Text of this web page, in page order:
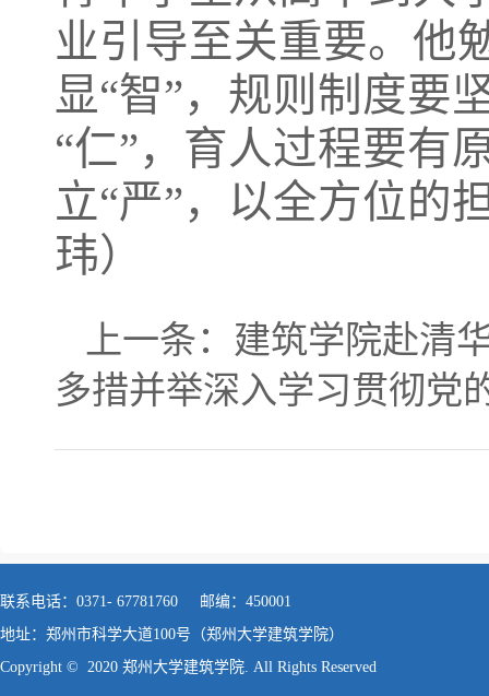
业引导至关重要。他
显“智”，规则制度要
“仁”，育人过程要有
立“严”，以全方位的
玮）
上一条： 建筑学院赴清
多措并举深入学习贯彻党
联系电话：0371- 67781760 邮编：450001
地址：郑州市科学大道100号（郑州大学建筑学院）
Copyright © 2020 郑州大学建筑学院. All Rights Reserved